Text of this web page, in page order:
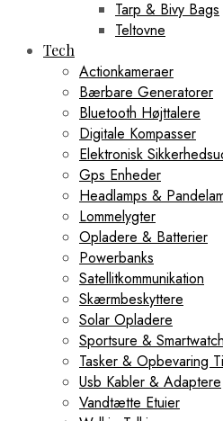
Tarp & Bivy Bags
Teltovne
Tech
Actionkameraer
Bærbare Generatorer
Bluetooth Højttalere
Digitale Kompasser
Elektronisk
Gps Enheder
Headlamps &
Lommelygter
Opladere & Batterier
Powerbanks
Satellitkommunikation
Skærmbeskyttere
Solar Opladere
Sportsure &
Tasker & Opbevaring
Usb Kabler & Adaptere
Vandtætte Etuier